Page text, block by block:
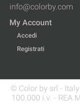
info@colorby.com
My Account
Accedi
Registrati
© Color by srl -
100.000 i.v. - REA